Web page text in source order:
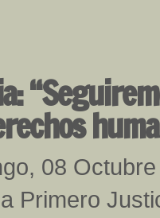
08
Primero